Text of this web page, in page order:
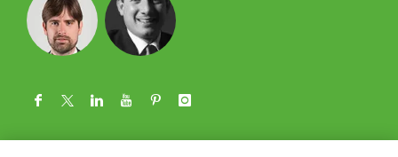
TAG